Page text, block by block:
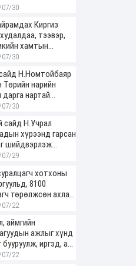
07/30
Киргиз
тээвэр,
хамтын
өргөжүүлнэ
07/30
Н.Номтойбаяр
нарийн
дарга нартай
07/30
сайд Н.Учрал
хүрээнд гарсан
шийдвэрлэж
болов
07/29
хотхоны
8100
төрөлжсөн ахлах
суралцана
07/22
аймгийн
ажлыг хүнд
бууруулж, иргэд, аж
ачааг хэрхэн
07/22